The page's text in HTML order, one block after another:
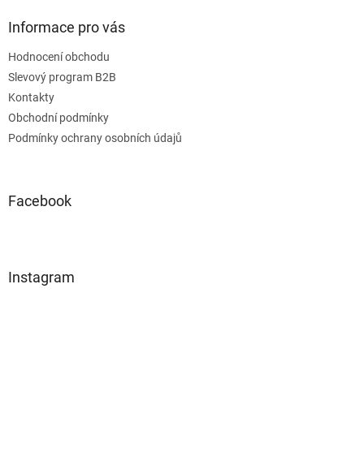
Informace pro vás
Hodnocení obchodu
Slevový program B2B
Kontakty
Obchodní podmínky
Podmínky ochrany osobních údajů
Facebook
Instagram